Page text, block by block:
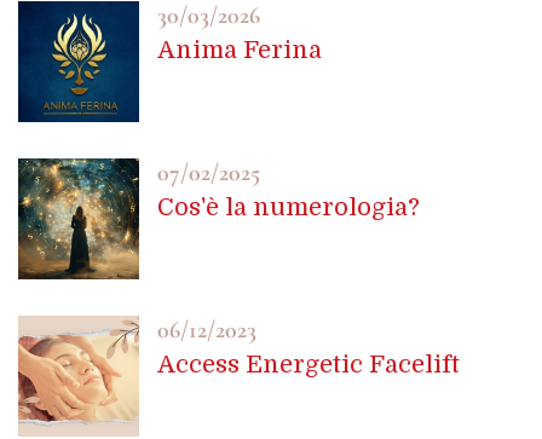
30/03/2026
Anima Ferina
07/02/2025
Cos'è la numerologia?
06/12/2023
Access Energetic Facelift